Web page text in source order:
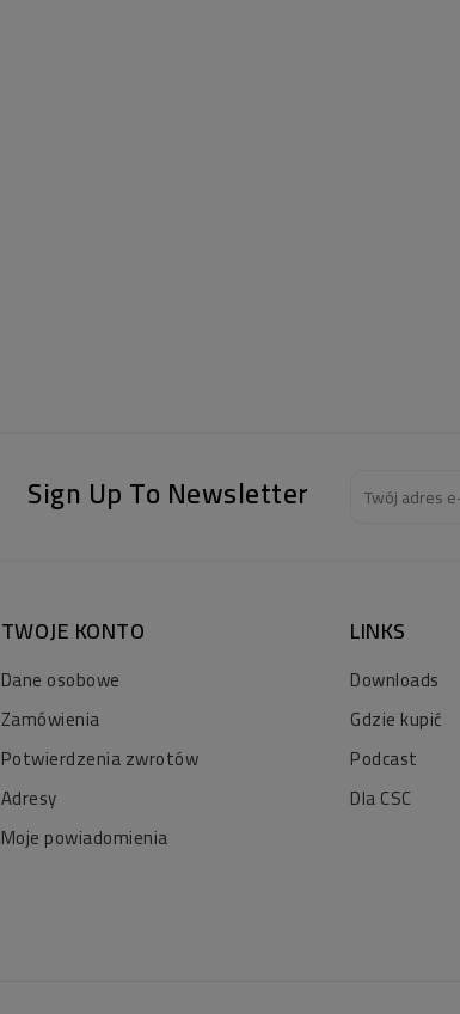
Sign Up To Newsletter
TWOJE KONTO
Dane osobowe
Zamówienia
Potwierdzenia zwrotów
Adresy
Moje powiadomienia
LINKS
Downloads
Gdzie kupić
Podcast
Dla CSC